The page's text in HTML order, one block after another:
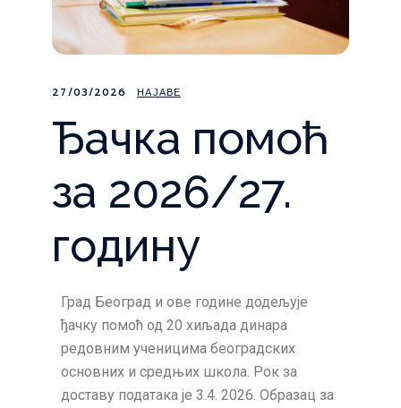
27/03/2026 НАЈАВЕ
Ђачка помоћ
за 2026/27.
годину
Град Београд и ове године додељује
ђачку помоћ од 20 хиљада динара
редовним ученицима београдских
основних и средњих школа. Рок за
доставу података је 3.4. 2026. Образац за